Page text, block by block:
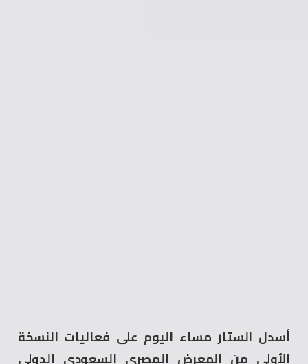
أسدل الستار مساء اليوم على فعاليات النسخة
الأولى من المعرض المصري السعودي الدولي